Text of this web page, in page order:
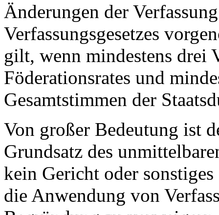
Änderungen der
Verfassungsgesetzes
gilt, wenn mindestens drei
Föderationsrates und
Gesamtstimmen der
Von großer Bedeutung ist
Grundsatz des
kein Gericht oder
die Anwendung von